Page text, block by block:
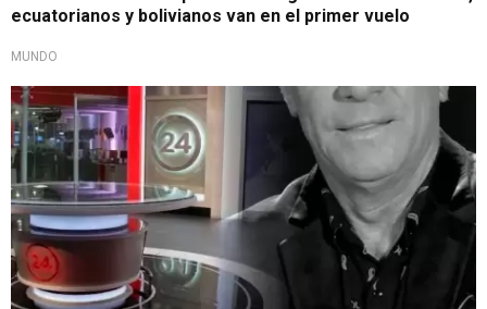
ecuatorianos y bolivianos van en el primer vuelo
MUNDO
Luto en el periodismo